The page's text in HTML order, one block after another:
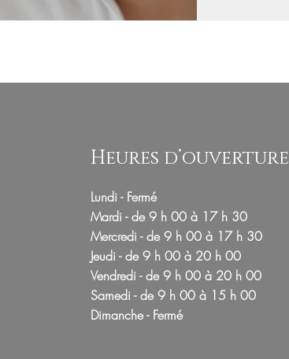
Heures d’ouverture
Lundi - Fermé
Mardi - de 9 h 00 à 17 h 30
Mercredi - de 9 h 00 à 17 h 30
Jeudi - de 9 h 00 à 20 h 00
Vendredi - de 9 h 00 à 20 h 00
Samedi - de 9 h 00 à 15 h 00
Dimanche - Fermé